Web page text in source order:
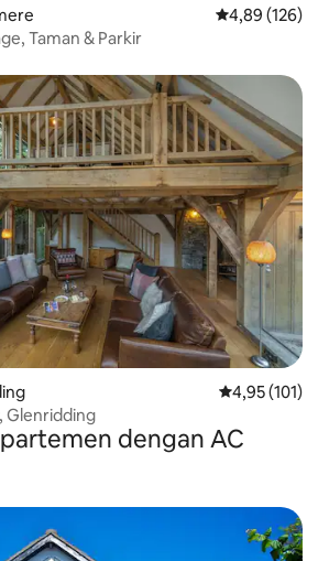
Nilai rata-rata
4,89 (126)
The Retreat Cottage, Taman & Parkir
Nilai rata-rata
4,95 (101)
Glenridding
dengan AC